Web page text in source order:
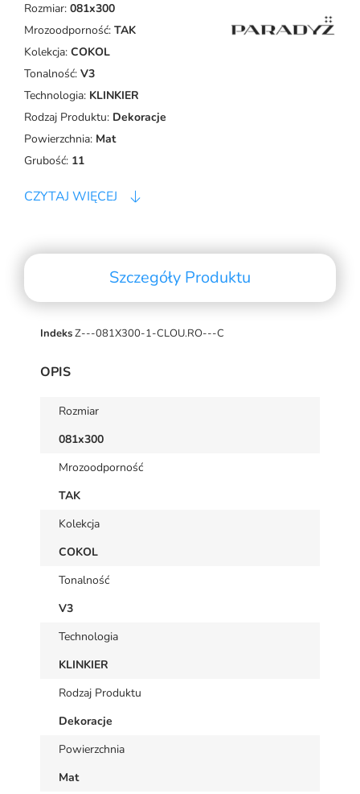
Rozmiar: 081x300
Mrozoodporność: TAK
Kolekcja: COKOL
Tonalność: V3
Technologia: KLINKIER
Rodzaj Produktu: Dekoracje
Powierzchnia: Mat
Grubość: 11
CZYTAJ WIĘCEJ
Szczegóły Produktu
IndeksZ---081X300-1-CLOU.RO---C
OPIS
Rozmiar
081x300
Mrozoodporność
TAK
Kolekcja
COKOL
Tonalność
V3
Technologia
KLINKIER
Rodzaj Produktu
Dekoracje
Powierzchnia
Mat